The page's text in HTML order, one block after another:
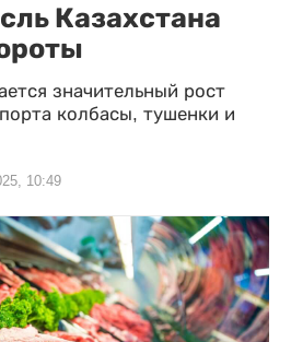
Казахстана
значительный рост
колбасы, тушенки и
10:49